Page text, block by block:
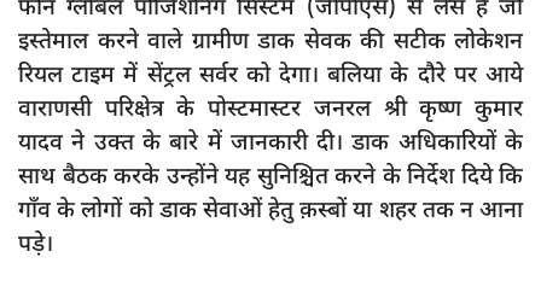
English
इस्तेमाल करने वाले ग्रामीण डाक सेवक की सटीक लोकेशन
रियल टाइम में सेंट्रल सर्वर को देगा। बलिया के दौरे पर आये
वाराणसी परिक्षेत्र के पोस्टमास्टर जनरल श्री कृष्ण कुमार
यादव ने उक्त के बारे में जानकारी दी। डाक अधिकारियों के
साथ बैठक करके उन्होंने यह सुनिश्चित करने के निर्देश दिये कि
गाँव के लोगों को डाक सेवाओं हेतु क़स्बों या शहर तक न आना
पड़े।